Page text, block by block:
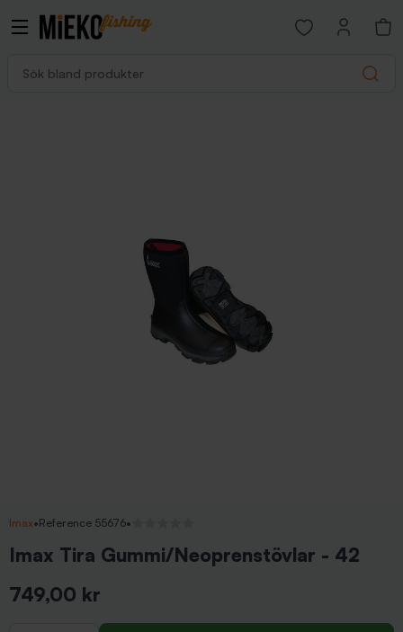
Search
Open favorites
Imax•Reference 55676•
Imax Tira Gummi/Neoprenstövlar - 42
749,00 kr